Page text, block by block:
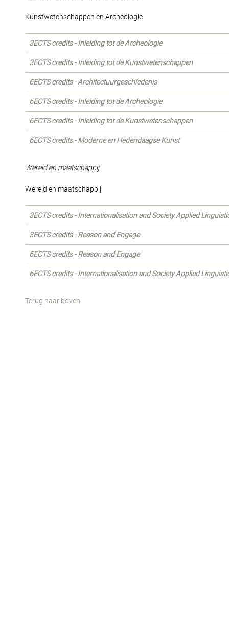
Kunstwetenschappen en Archeologie
3ECTS credits - Inleiding tot de Archeologie
3ECTS credits - Inleiding tot de Kunstwetenschappen
6ECTS credits - Architectuurgeschiedenis
6ECTS credits - Inleiding tot de Archeologie
6ECTS credits - Inleiding tot de Kunstwetenschappen
6ECTS credits - Moderne en Hedendaagse Kunst
Wereld en maatschappij
Wereld en maatschappij
3ECTS credits - Internationalisation and Society Applied
3ECTS credits - Reason and Engage
6ECTS credits - Reason and Engage
6ECTS credits - Internationalisation and Society Applied
Terug naar boven